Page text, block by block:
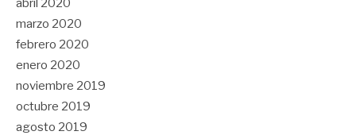
marzo 2020
febrero 2020
enero 2020
noviembre 2019
octubre 2019
agosto 2019